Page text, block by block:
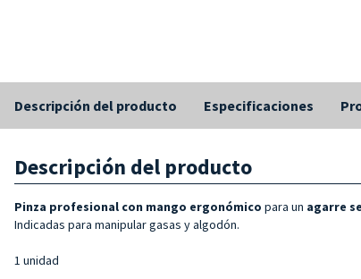
Descripción del producto Especificaciones
Descripción del producto
Pinza profesional con mango ergonómico para un agarre
Indicadas para manipular gasas y algodón.
1 unidad